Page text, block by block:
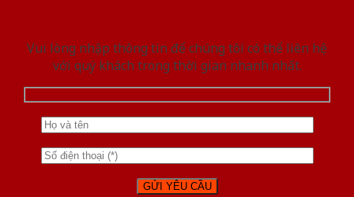
Vui lòng nhập thông tin để chúng tôi có thể liên hệ
với quý khách trong thời gian nhanh nhất.